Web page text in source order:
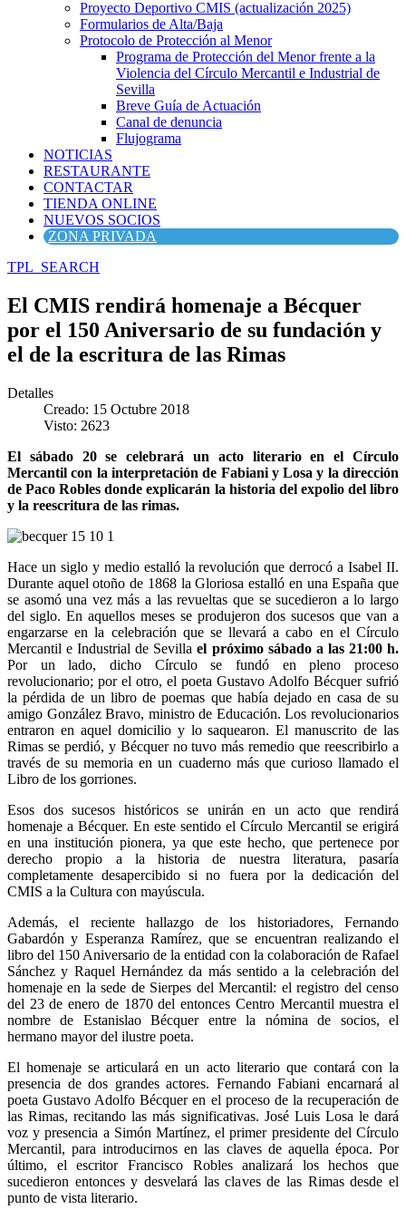
Proyecto Deportivo CMIS (actualización 2025)
Formularios de Alta/Baja
Protocolo de Protección al Menor
Programa de Protección del Menor frente a la
Violencia del Círculo Mercantil e Industrial de
Sevilla
Breve Guía de Actuación
Canal de denuncia
Flujograma
NOTICIAS
RESTAURANTE
CONTACTAR
TIENDA ONLINE
NUEVOS SOCIOS
ZONA PRIVADA
TPL_SEARCH
El CMIS rendirá homenaje a Bécquer
por el 150 Aniversario de su fundación y
el de la escritura de las Rimas
Detalles
Creado: 15 Octubre 2018
Visto: 2623
El sábado 20 se celebrará un acto literario en el Círculo
Mercantil con la interpretación de Fabiani y Losa y la dirección
de Paco Robles donde explicarán la historia del expolio del libro
y la reescritura de las rimas.
Hace un siglo y medio estalló la revolución que derrocó a Isabel II.
Durante aquel otoño de 1868 la Gloriosa estalló en una España que
se asomó una vez más a las revueltas que se sucedieron a lo largo
del siglo. En aquellos meses se produjeron dos sucesos que van a
engarzarse en la celebración que se llevará a cabo en el Círculo
Mercantil e Industrial de Sevillael próximo sábado a las 21:00 h.
Por un lado, dicho Círculo se fundó en pleno proceso
revolucionario; por el otro, el poeta Gustavo Adolfo Bécquer sufrió
la pérdida de un libro de poemas que había dejado en casa de su
amigo González Bravo, ministro de Educación. Los revolucionarios
entraron en aquel domicilio y lo saquearon. El manuscrito de las
Rimas se perdió, y Bécquer no tuvo más remedio que reescribirlo a
través de su memoria en un cuaderno más que curioso llamado el
Libro de los gorriones.
Esos dos sucesos históricos se unirán en un acto que rendirá
homenaje a Bécquer. En este sentido el Círculo Mercantil se erigirá
en una institución pionera, ya que este hecho, que pertenece por
derecho propio a la historia de nuestra literatura, pasaría
completamente desapercibido si no fuera por la dedicación del
CMIS a la Cultura con mayúscula.
Además, el reciente hallazgo de los historiadores, Fernando
Gabardón y Esperanza Ramírez, que se encuentran realizando el
libro del 150 Aniversario de la entidad con la colaboración de Rafael
Sánchez y Raquel Hernández da más sentido a la celebración del
homenaje en la sede de Sierpes del Mercantil: el registro del censo
del 23 de enero de 1870 del entonces Centro Mercantil muestra el
nombre de Estanislao Bécquer entre la nómina de socios, el
hermano mayor del ilustre poeta.
El homenaje se articulará en un acto literario que contará con la
presencia de dos grandes actores. Fernando Fabiani encarnará al
poeta Gustavo Adolfo Bécquer en el proceso de la recuperación de
las Rimas, recitando las más significativas. José Luis Losa le dará
voz y presencia a Simón Martínez, el primer presidente del Círculo
Mercantil, para introducirnos en las claves de aquella época. Por
último, el escritor Francisco Robles analizará los hechos que
sucedieron entonces y desvelará las claves de las Rimas desde el
punto de vista literario.